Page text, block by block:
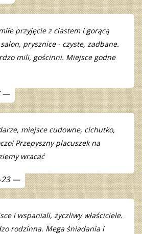
przyjęcie z ciastem i gorącą
prysznice - czyste, zadbane.
mili, gościnni. Miejsce godne
miejsce cudowne, cichutko,
Przepyszny placuszek na
wracać
i wspaniali, życzliwy właściciele.
rodzinna. Mega śniadania i